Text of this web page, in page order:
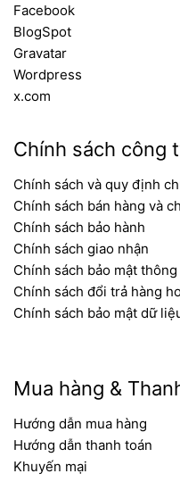
Youtube:
VN
Bình Trị Đông,
Đường Liên
Cụm kho: Kim
Quận 8, TP. Hồ
Cụm kho quốc
Phú A, Quận 9,
Facebook
BlogSpot
Gravatar
Wordpress
x.com
Chính sách công
Chính sách và quy định
Chính sách bán hàng và
Chính sách bảo hành
Chính sách giao nhận
Chính sách bảo mật
Chính sách đổi trả hàng
Chính sách bảo mật dữ
Mua hàng &
Hướng dẫn mua hàng
Hướng dẫn thanh toán
Khuyến mại